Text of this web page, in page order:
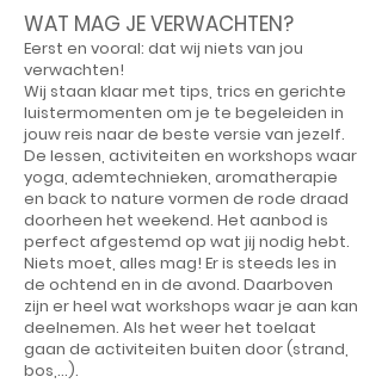
WAT MAG JE VERWACHTEN?
Eerst en vooral: dat wij niets van jou
verwachten!
Wij staan klaar met tips, trics en gerichte
luistermomenten om je te begeleiden in
jouw reis naar de beste versie van jezelf.
De lessen, activiteiten en workshops waar
yoga, ademtechnieken, aromatherapie
en back to nature vormen de rode draad
doorheen het weekend. Het aanbod is
perfect afgestemd op wat jij nodig hebt.
Niets moet, alles mag! Er is steeds les in
de ochtend en in de avond. Daarboven
zijn er heel wat workshops waar je aan kan
deelnemen. Als het weer het toelaat
gaan de activiteiten buiten door (strand,
bos,...).